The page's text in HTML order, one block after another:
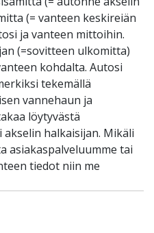
(= vanteen keskireiän
ja vanteen mittoihin.
(=sovitteen ulkomitta)
kohdalta. Autosi
tekemällä
vannehaun ja
löytyvästä
halkaisijan. Mikäli
asiakaspalveluumme tai
tiedot niin me